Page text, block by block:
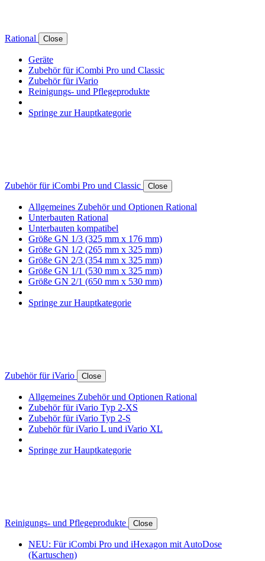
Rational Close
Geräte
Zubehör für iCombi Pro und Classic
Zubehör für iVario
Reinigungs- und Pflegeprodukte
Springe zur Hauptkategorie
Zubehör für iCombi Pro und Classic Close
Allgemeines Zubehör und Optionen Rational
Unterbauten Rational
Unterbauten kompatibel
Größe GN 1/3 (325 mm x 176 mm)
Größe GN 1/2 (265 mm x 325 mm)
Größe GN 2/3 (354 mm x 325 mm)
Größe GN 1/1 (530 mm x 325 mm)
Größe GN 2/1 (650 mm x 530 mm)
Springe zur Hauptkategorie
Zubehör für iVario Close
Allgemeines Zubehör und Optionen Rational
Zubehör für iVario Typ 2-XS
Zubehör für iVario Typ 2-S
Zubehör für iVario L und iVario XL
Springe zur Hauptkategorie
Reinigungs- und Pflegeprodukte Close
NEU: Für iCombi Pro und iHexagon mit AutoDose
(Kartuschen)